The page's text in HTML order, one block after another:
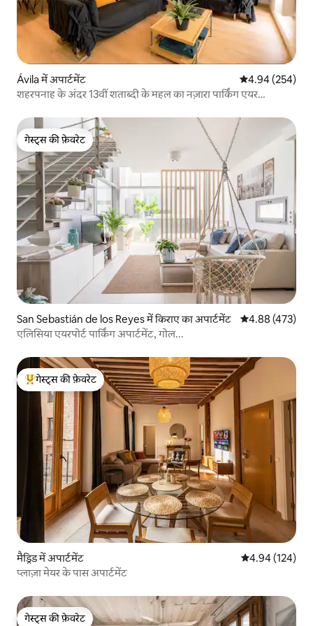
Ávila‎ में अपार्टमेंट औसत रेटिंग 5 में से
4.94 (254)
शहरपनाह के अंदर 13वीं शताब्दी के महल का नज़ारा पार्किंग एयर
गेस्ट्स की फ़ेवरेट
गेस्ट्स की फ़ेवरेट
San Sebastián de los Reyes में किराए का अपार्टमेंट औसत रेटिंग 5 में से
4.88 (473)
एलिसिया एयरपोर्ट पार्किंग अपार्टमेंट, गोल...
गेस्ट्स का टॉप फ़ेवरेट
गेस्ट्स की फ़ेवरेट
मैड्रिड में अपार्टमेंट औसत रेटिंग 5 में से
4.94 (124)
प्लाज़ा मेयर के पास अपार्टमेंट
गेस्ट्स की फ़ेवरेट